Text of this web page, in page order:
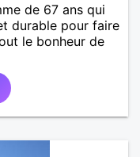
de 67 ans qui
durable pour faire
le bonheur de